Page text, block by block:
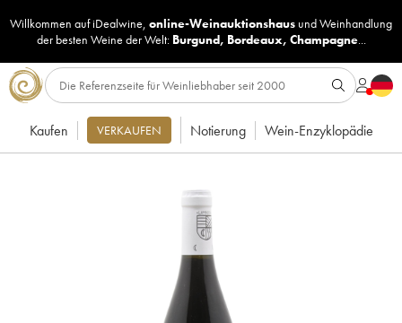
Willkommen auf iDealwine, online-Weinauktionshaus undWeinhandlung
der besten Weine der Welt: Burgund, Bordeaux, Champagne...
Kaufen VERKAUFEN Notierung Wein-Enzyklopädie